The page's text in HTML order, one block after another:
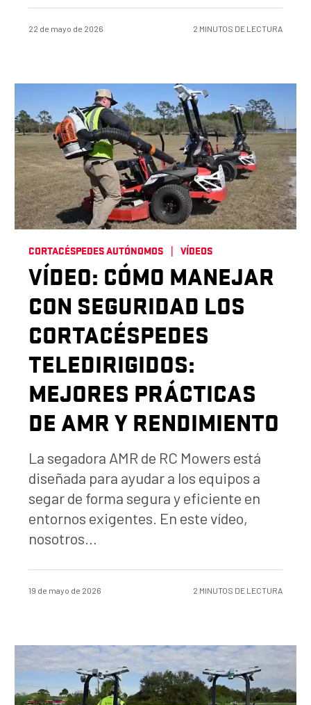
22 de mayo de 2026 2 MINUTOS DE LECTURA
CORTACÉSPEDES AUTÓNOMOS VÍDEOS
VÍDEO: CÓMO MANEJAR
CON SEGURIDAD LOS
CORTACÉSPEDES
TELEDIRIGIDOS:
MEJORES PRÁCTICAS
DE AMR Y RENDIMIENTO
La segadora AMR de RC Mowers está
diseñada para ayudar a los equipos a
segar de forma segura y eficiente en
entornos exigentes. En este vídeo,
nosotros…
19 de mayo de 2026 2 MINUTOS DE LECTURA